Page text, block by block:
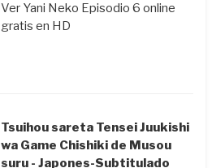
Ver Yani Neko Episodio 6 online
gratis en HD
Tsuihou sareta Tensei Juukishi
wa Game Chishiki de Musou
suru - Japones-Subtitulado